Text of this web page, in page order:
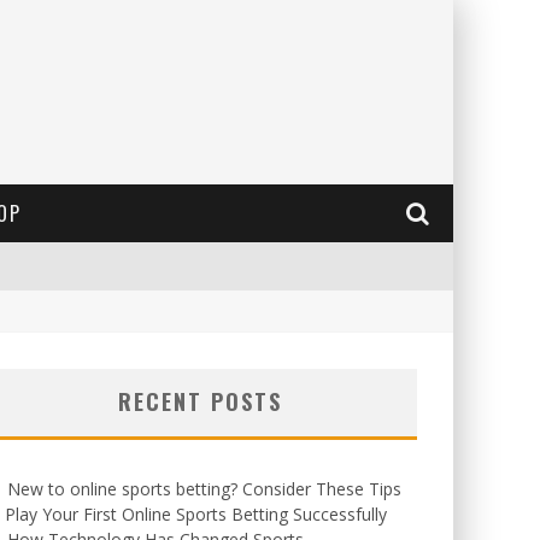
RECENT POSTS
New to online sports betting? Consider These Tips
Your First Online Sports Betting Successfully